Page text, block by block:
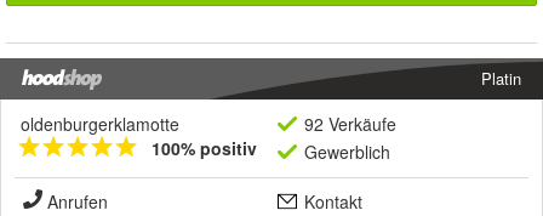
Platin
oldenburgerklamotte
100% positiv
92 Verkäufe
Gewerblich
Anrufen
Kontakt